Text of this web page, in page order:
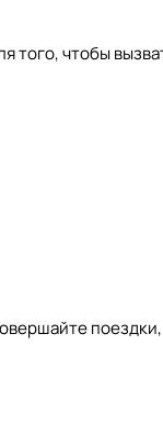
того, чтобы
поездки,